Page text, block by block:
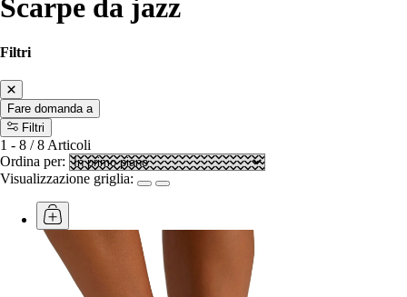
Scarpe da jazz
Filtri
Fare domanda a
Filtri
1 - 8 / 8 Articoli
Ordina per:
Visualizzazione griglia: